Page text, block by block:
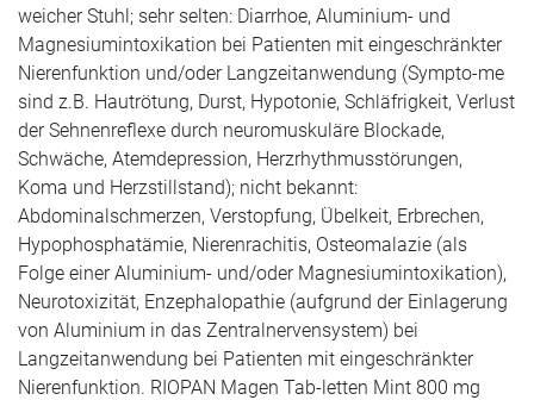
weicher Stuhl; sehr selten: Diarrhoe, Aluminium- und
Magnesiumintoxikation bei Patienten mit eingeschränkter
Nierenfunktion und/oder Langzeitanwendung (Sympto-me
sind z.B. Hautrötung, Durst, Hypotonie, Schläfrigkeit, Verlust
der Sehnenreflexe durch neuromuskuläre Blockade,
Schwäche, Atemdepression, Herzrhythmusstörungen,
Koma und Herzstillstand); nicht bekannt:
Abdominalschmerzen, Verstopfung, Übelkeit, Erbrechen,
Hypophosphatämie, Nierenrachitis, Osteomalazie (als
Folge einer Aluminium- und/oder Magnesiumintoxikation),
Neurotoxizität, Enzephalopathie (aufgrund der Einlagerung
von Aluminium in das Zentralnervensystem) bei
Langzeitanwendung bei Patienten mit eingeschränkter
Nierenfunktion. RIOPAN Magen Tab-letten Mint 800 mg